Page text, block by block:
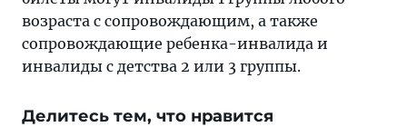
возраста с сопровождающим, а также
сопровождающие ребенка-инвалида и
инвалиды с детства 2 или 3 группы.
Делитесь тем, что нравится